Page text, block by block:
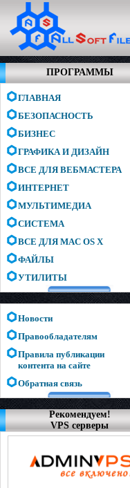
ПРОГРАММЫ
ГЛАВНАЯ
БЕЗОПАСНОСТЬ
БИЗНЕС
ГРАФИКА И ДИЗАЙН
ВСЕ ДЛЯ ВЕБМАСТЕРА
ИНТЕРНЕТ
МУЛЬТИМЕДИА
СИСТЕМА
ВСЕ ДЛЯ MAC OS X
ФАЙЛЫ
УТИЛИТЫ
Новости
Правообладателям
Правила публикации
контента на сайте
Обратная связь
Рекомендуем!
VPS серверы